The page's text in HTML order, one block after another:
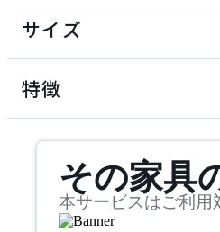
オフプライス什器
ADAL
アダルトータルイン
アコレクション
サイズ
mm
検索
~
特徴
その家具
本サービスはご利用